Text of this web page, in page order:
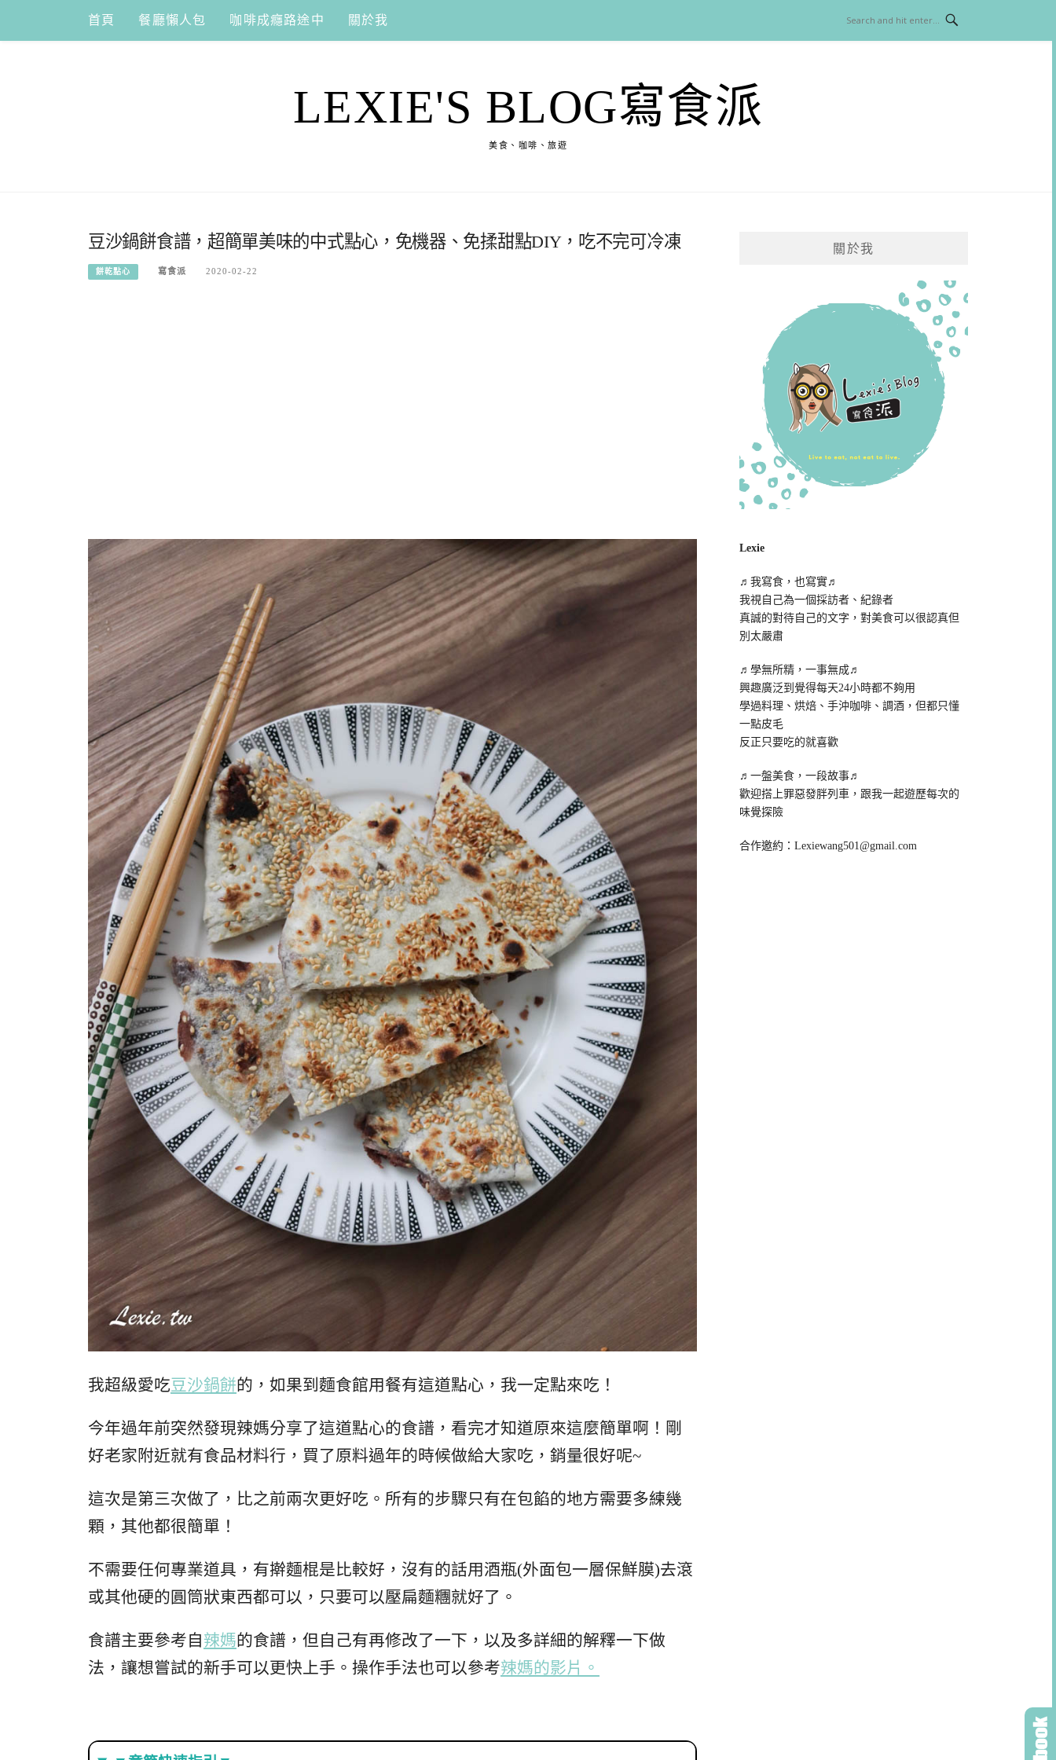
content
首頁 餐廳懶人包 咖啡成癮路途中 關於我
LEXIE'S BLOG寫食派
美食、咖啡、旅遊
豆沙鍋餅食譜，超簡單美味的中式點心，免機器、免揉甜點DIY，吃不完可冷凍
餅乾點心 寫食派 2020-02-22
我超級愛吃豆沙鍋餅的，如果到麵食館用餐有這道點心，我一定點來吃！
今年過年前突然發現辣媽分享了這道點心的食譜，看完才知道原來這麼簡單啊！剛
好老家附近就有食品材料行，買了原料過年的時候做給大家吃，銷量很好呢~
這次是第三次做了，比之前兩次更好吃。所有的步驟只有在包餡的地方需要多練幾
顆，其他都很簡單！
不需要任何專業道具，有擀麵棍是比較好，沒有的話用酒瓶(外面包一層保鮮膜)去滾
或其他硬的圓筒狀東西都可以，只要可以壓扁麵糰就好了。
食譜主要參考自辣媽的食譜，但自己有再修改了一下，以及多詳細的解釋一下做
法，讓想嘗試的新手可以更快上手。操作手法也可以參考辣媽的影片。
關於我
Lexie
♬我寫食，也寫實♬
我視自己為一個採訪者、紀錄者
真誠的對待自己的文字，對美食可以很認真但
別太嚴肅
♬學無所精，一事無成♬
興趣廣泛到覺得每天24小時都不夠用
學過料理、烘焙、手沖咖啡、調酒，但都只懂
一點皮毛
反正只要吃的就喜歡
♬一盤美食，一段故事♬
歡迎搭上罪惡發胖列車，跟我一起遊歷每次的
味覺探險
合作邀約：Lexiewang501@gmail.com